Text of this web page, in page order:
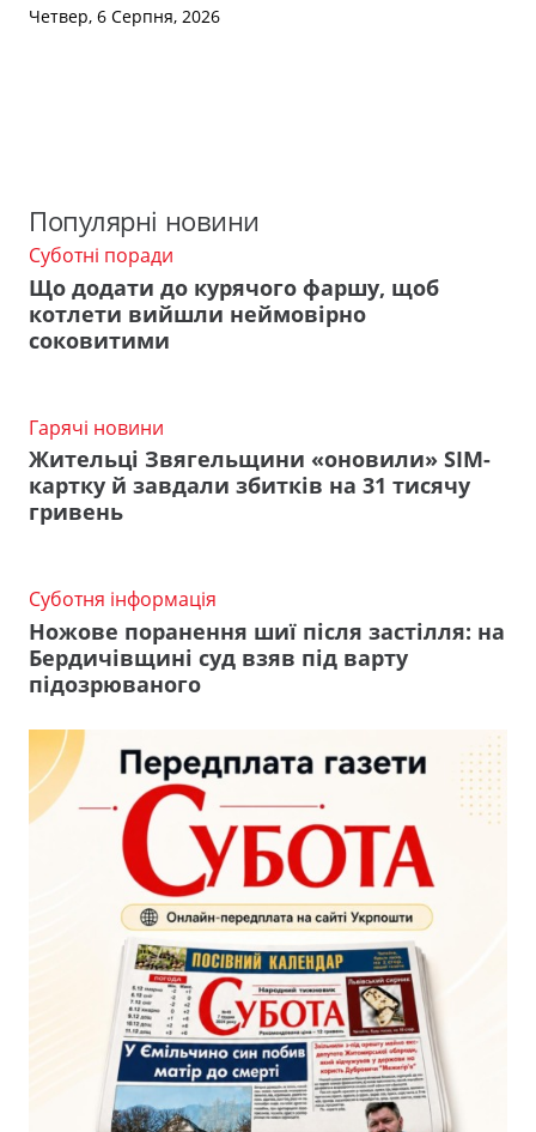
Четвер, 6 Серпня, 2026
Популярні новини
Суботні поради
Що додати до курячого фаршу, щоб
котлети вийшли неймовірно
соковитими
Гарячі новини
Жительці Звягельщини «оновили» SIM-
картку й завдали збитків на 31 тисячу
гривень
Суботня інформація
Ножове поранення шиї після застілля: на
Бердичівщині суд взяв під варту
підозрюваного